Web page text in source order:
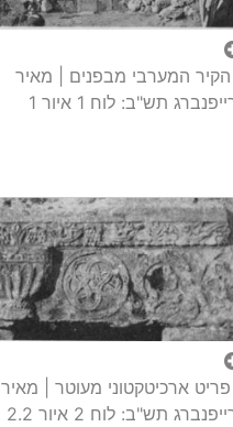
הקיר המערבי מבפנים | מאיר
תש"ב: לוח 1 איור 1
פריט ארכיטקטוני מעוטר | מאיר
תש"ב: לוח 2 איור 2.2